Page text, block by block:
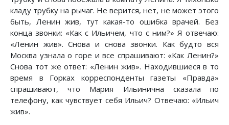
кладу трубку на рычаг. Не верится, нет, не может этого
быть, Ленин жив, тут какая-то ошибка врачей. Без
конца звонки: «Как с Ильичем, что с ним?» Я отвечаю:
«Ленин жив». Снова и снова звонки. Как будто вся
Москва узнала о горе и все спрашивают: «Как Ленин?»
Снова тот же ответ: «Ленин жив». Находившиеся в то
время в Горках корреспонденты газеты «Правда»
спрашивают, что Мария Ильинична сказала по
телефону, как чувствует себя Ильич? Отвечаю: «Ильич
жив».